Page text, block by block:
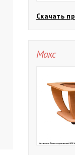
Скачать
Макс